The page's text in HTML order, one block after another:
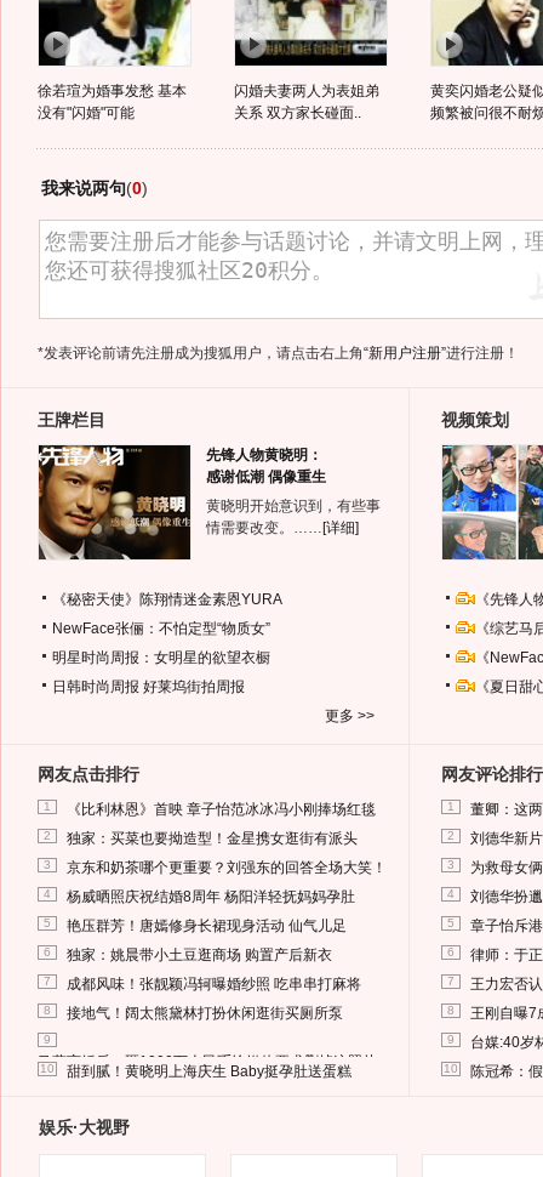
徐若瑄为婚事发愁 基本
没有"闪婚"可能
闪婚夫妻两人为表姐弟
关系 双方家长碰面..
黄奕闪婚老公疑
频繁被问很不耐
我来说两句(0)
*发表评论前请先注册成为搜狐用户，请点击右上角“新用户注册”进行注册！
王牌栏目
先锋人物黄晓明：
感谢低潮 偶像重生
黄晓明开始意识到，有些事
情需要改变。…… [详细]
《秘密天使》陈翔情迷金素恩YURA
NewFace张俪：不怕定型“物质女”
明星时尚周报：女明星的欲望衣橱
日韩时尚周报 好莱坞街拍周报
更多 >>
视频策划
《先锋
《综艺
《
《夏日
网友点击排行
1 《比利林恩》首映 章子怡范冰冰冯小刚捧场红毯
2 独家：买菜也要拗造型！金星携女逛街有派头
3 京东和奶茶哪个更重要？刘强东的回答全场大笑！
4 杨威晒照庆祝结婚8周年 杨阳洋轻抚妈妈孕肚
5 艳压群芳！唐嫣修身长裙现身活动 仙气儿足
6 独家：姚晨带小土豆逛商场 购置产后新衣
7 成都风味！张靓颖冯轲曝婚纱照 吃串串打麻将
8 接地气！阔太熊黛林打扮休闲逛街买厕所泵
9
马蓉离婚后，砸1000万人民币给媒体要求删掉这照片
10 甜到腻！黄晓明上海庆生 Baby挺孕肚送蛋糕
网友评论排行
1 董卿：这
2 刘德华新
3 为救母女
4 刘德华扮
5 章子怡斥
6 律师：于
7 王力宏否
8 王刚自曝7
9 台媒:40岁
10 陈冠希：
娱乐·大视野